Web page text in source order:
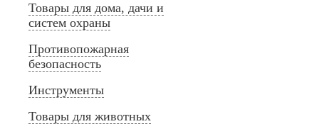
Товары для дома, дачи и
систем охраны
Противопожарная
безопасность
Инструменты
Товары для животных